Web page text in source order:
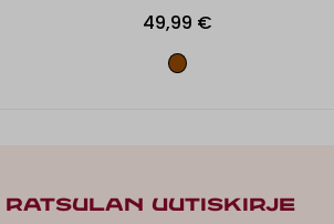
49,99 €
UUTISKIRJE